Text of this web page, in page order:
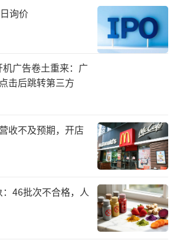
股份方面在接受北京商报记者
前本次交易的具体交易价格以
价支付比例尚未确定。除财务
金以外，公司仍有充足的自有
理，预计此次购买资产不会对
亏
背后，晶升股份业绩表现并不乐
年净利同比下滑，今年上半年
询价
广告卷土重来：广
击后跳转第三方
收不及预期，开店
46批次不合格，人